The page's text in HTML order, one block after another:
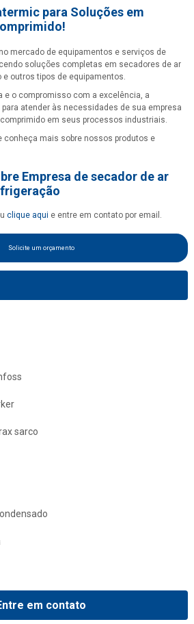
para Soluções em
mercado de equipamentos e serviços de
soluções completas em secadores de ar
outros tipos de equipamentos.
e o compromisso com a excelência, a
atender às necessidades de sua empresa
em seus processos industriais.
conheça mais sobre nossos produtos e
Empresa de secador de ar
clique aqui e entre em contato por email.
Solicite um orçamento
sarco
em contato